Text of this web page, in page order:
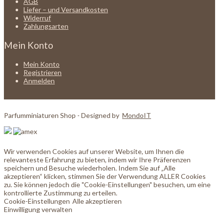
Liefer – und Versandkosten
Widerruf
Zahlungsarten
Mein Konto
Mein Konto
Registrieren
Anmelden
Parfumminiaturen Shop - Designed by MondoIT
Wir verwenden Cookies auf unserer Website, um Ihnen die
relevanteste Erfahrung zu bieten, indem wir Ihre Präferenzen
speichern und Besuche wiederholen. Indem Sie auf „Alle
akzeptieren“ klicken, stimmen Sie der Verwendung ALLER Cookies
zu. Sie können jedoch die "Cookie-Einstellungen" besuchen, um eine
kontrollierte Zustimmung zu erteilen.
Cookie-Einstellungen Alle akzeptieren
Einwilligung verwalten